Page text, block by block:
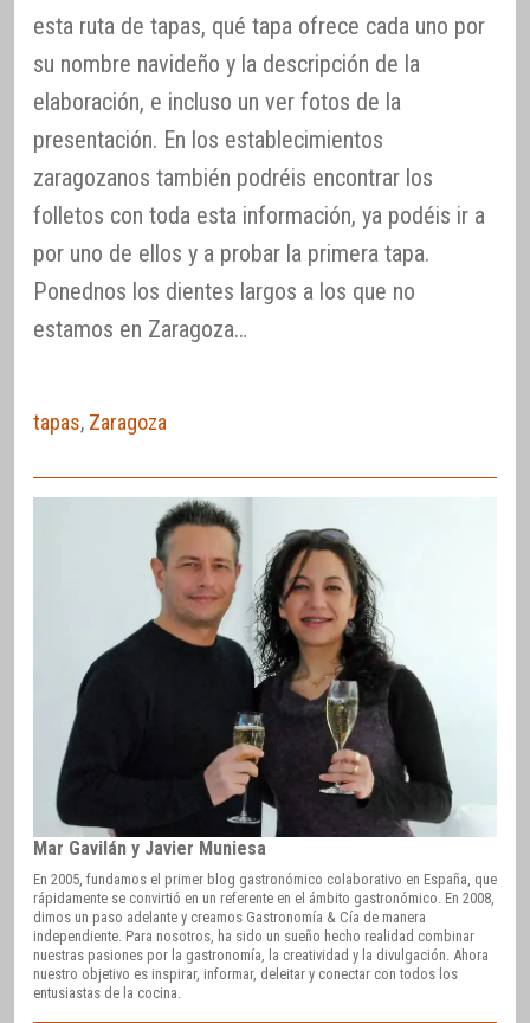
esta ruta de tapas, qué tapa ofrece cada uno por
su nombre navideño y la descripción de la
elaboración, e incluso un ver fotos de la
presentación. En los establecimientos
zaragozanos también podréis encontrar los
folletos con toda esta información, ya podéis ir a
por uno de ellos y a probar la primera tapa.
Ponednos los dientes largos a los que no
estamos en Zaragoza…
tapas, Zaragoza
Mar Gavilán y Javier Muniesa
En 2005, fundamos el primer blog gastronómico colaborativo en España, que
rápidamente se convirtió en un referente en el ámbito gastronómico. En 2008,
dimos un paso adelante y creamos Gastronomía & Cía de manera
independiente. Para nosotros, ha sido un sueño hecho realidad combinar
nuestras pasiones por la gastronomía, la creatividad y la divulgación. Ahora
nuestro objetivo es inspirar, informar, deleitar y conectar con todos los
entusiastas de la cocina.